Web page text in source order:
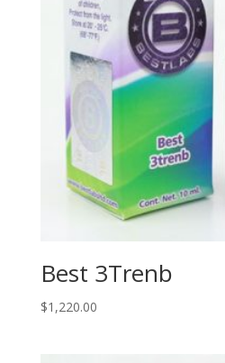
Best 3Trenb
$1,220.00